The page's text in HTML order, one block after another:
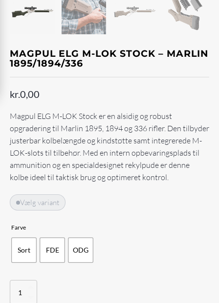
MAGPUL ELG M-LOK STOCK – MARLIN
1895/1894/336
kr.0,00
Magpul ELG M-LOK Stock er en alsidig og robust
opgradering til Marlin 1895, 1894 og 336 rifler. Den tilbyder
justerbar kolbelængde og kindstøtte samt integrerede M-
LOK-slots til tilbehør. Med en intern opbevaringsplads til
ammunition og en specialdesignet rekylpude er denne
kolbe ideel til taktisk brug og optimeret kontrol.
Vælg variant
Farve
Sort FDE ODG
Magpul